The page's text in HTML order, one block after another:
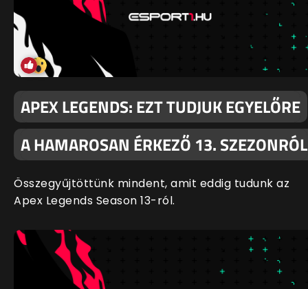
APEX LEGENDS: EZT TUDJUK EGYELŐRE
A HAMAROSAN ÉRKEZŐ 13. SZEZONRÓL
Összegyűjtöttünk mindent, amit eddig tudunk az
Apex Legends Season 13-ról.